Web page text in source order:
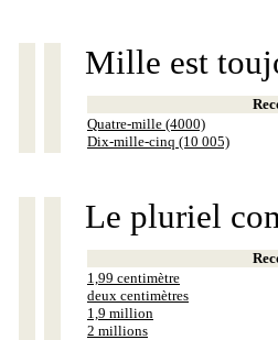
Mille est
Quatre-mille (4000)
Dix-mille-cinq (10 005)
Le pluriel
1,99 centimètre
deux centimètres
1,9 million
2 millions